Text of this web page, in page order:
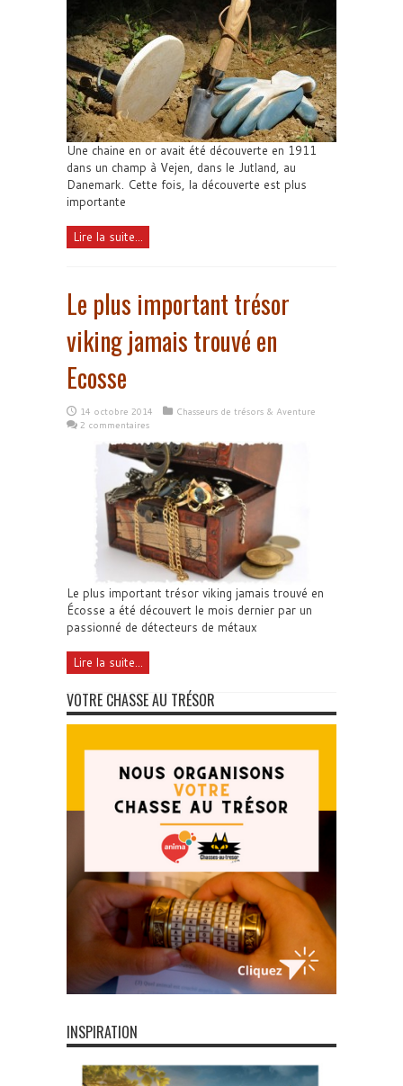
Une chaine en or avait été découverte en 1911
dans un champ à Vejen, dans le Jutland, au
Danemark. Cette fois, la découverte est plus
importante
Lire la suite...
Le plus important trésor
viking jamais trouvé en
Ecosse
14 octobre 2014
Chasseurs de trésors & Aventure
2 commentaires
Le plus important trésor viking jamais trouvé en
Écosse a été découvert le mois dernier par un
passionné de détecteurs de métaux
Lire la suite...
VOTRE CHASSE AU TRÉSOR
INSPIRATION